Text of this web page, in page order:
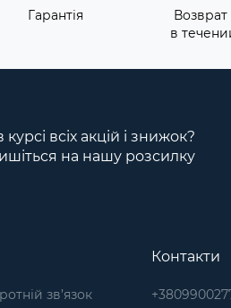
Гарантія
в
всіх акцій і знижок?
на нашу розсилку
зв’язок
Контакти